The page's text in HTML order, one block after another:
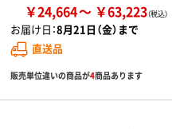
￥24,664 ￥63,223
お届け日：8月21日（金）まで
直送品
販売単位違いの商品が4商品あります